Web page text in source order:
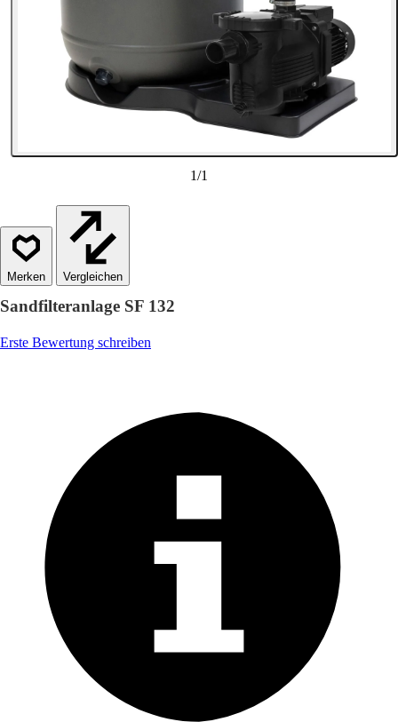
1/1
Vergleichen
Sandfilteranlage SF 132
Erste Bewertung schreiben